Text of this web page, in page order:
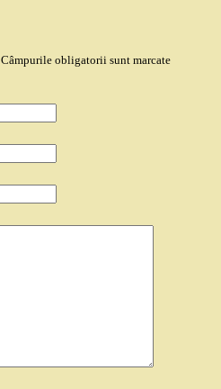
Câmpurile obligatorii sunt marcate